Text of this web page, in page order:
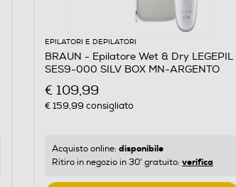
EPILATORI E DEPILATORI
BRAUN - Epilatore Wet & Dry LEGEPIL
SES9-000 SILV BOX MN-ARGENTO
€ 109,99
€ 159,99 consigliato
Acquisto online: disponibile
Ritiro in negozio in 30' gratuito: verifica